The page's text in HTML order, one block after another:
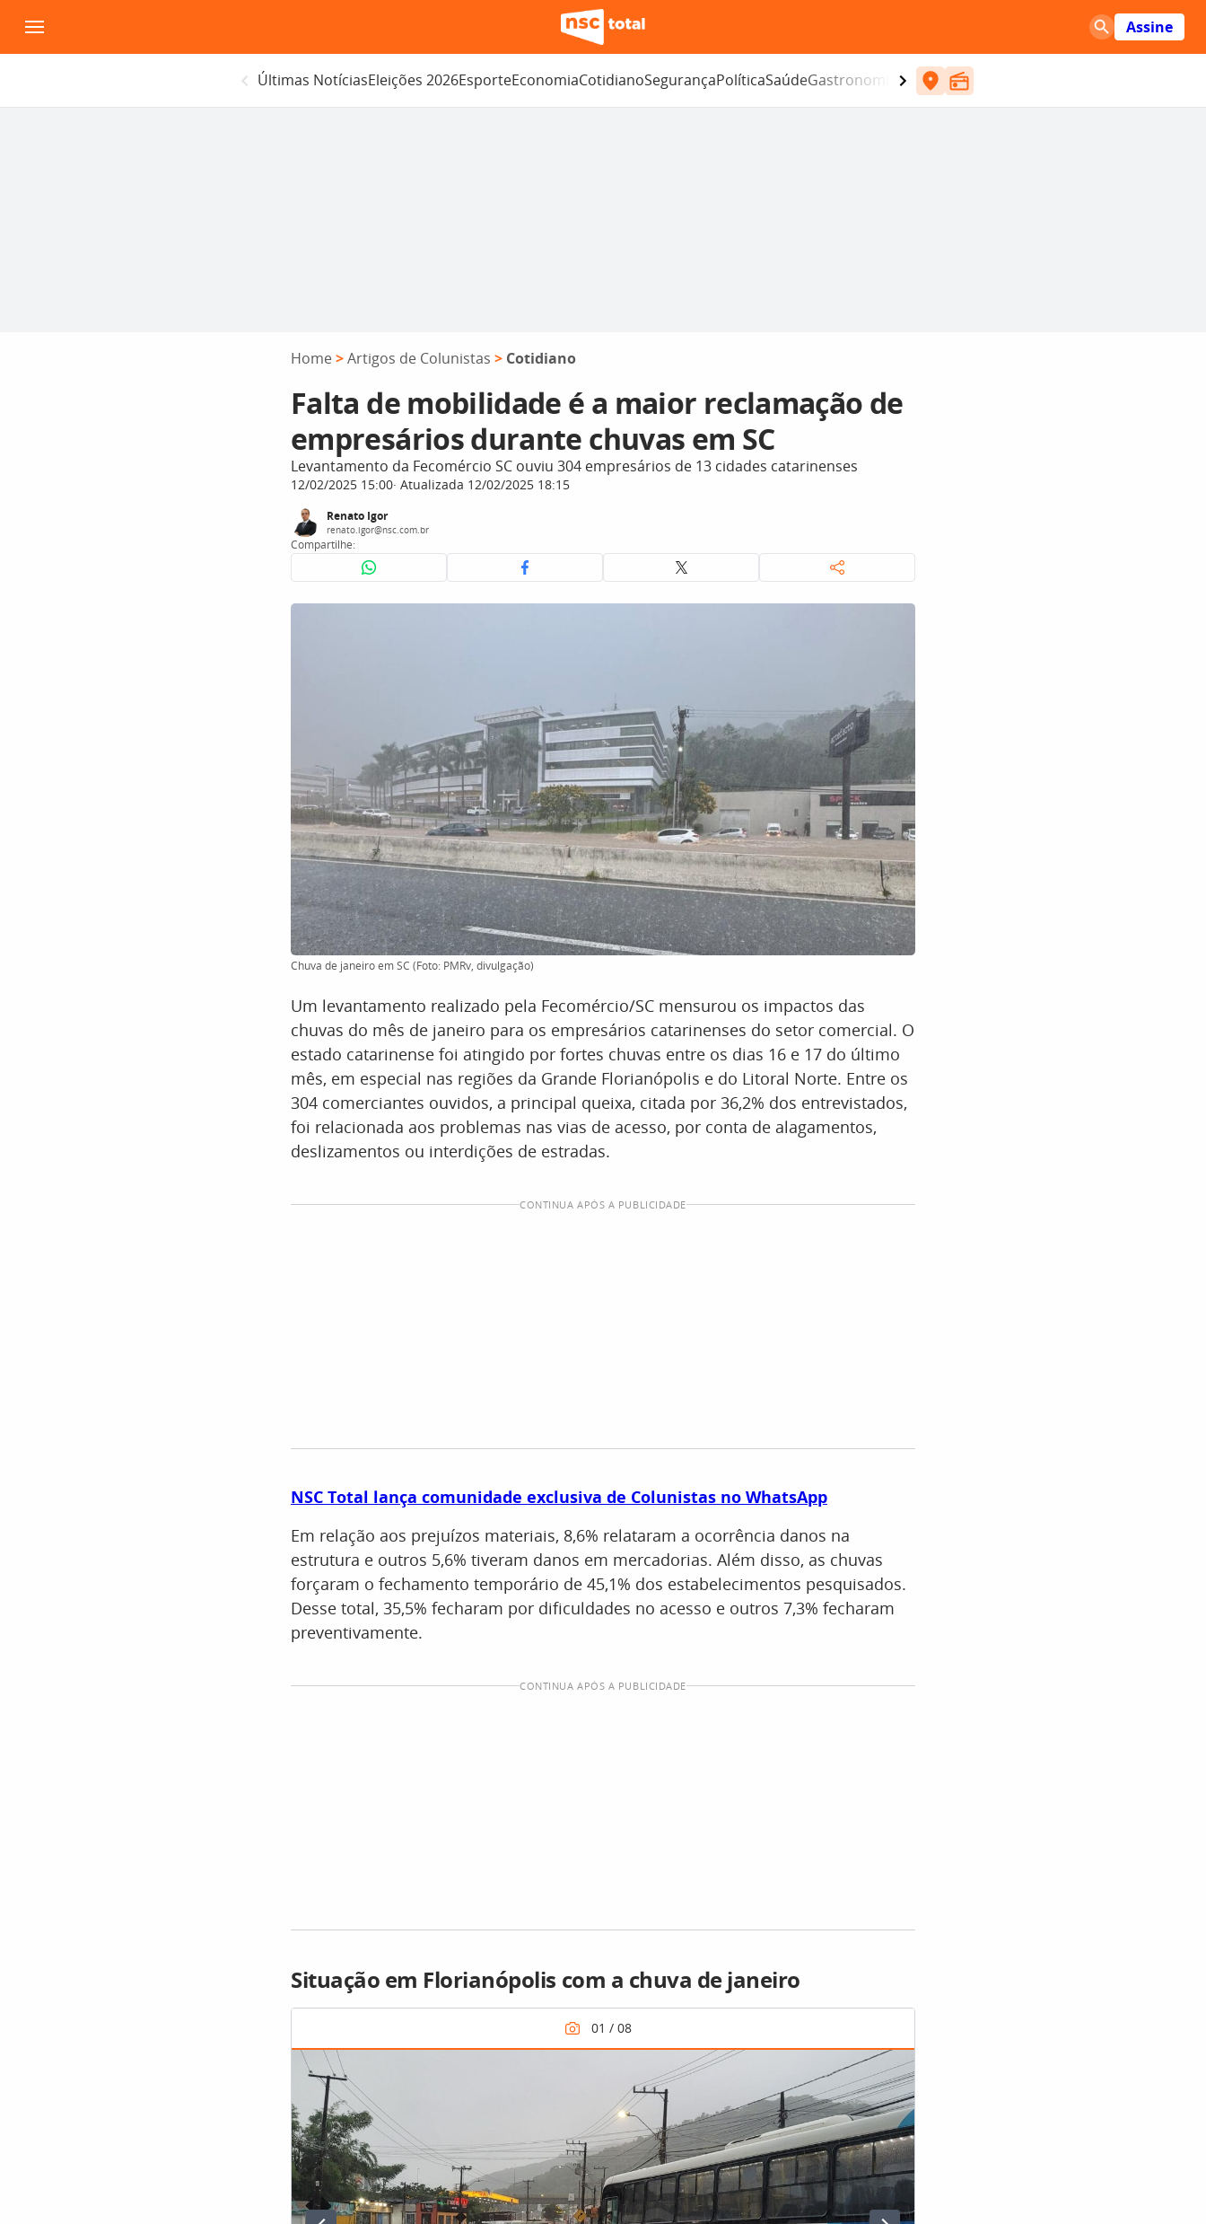
para
o
Assine
Últimas NotíciasEleições 2026EsporteEconomiaCotidianoSegurançaPolíticaSaúdeGastronomia Entretenimento
Home >Artigos de Colunistas > Cotidiano
Falta de mobilidade é a maior reclamação de
empresários durante chuvas em SC
Levantamento da Fecomércio SC ouviu 304 empresários de 13 cidades catarinenses
12/02/2025 15:00 Atualizada 12/02/2025 18:15
Renato Igor
renato.igor@nsc.com.br
Compartilhe:
Chuva de janeiro em SC (Foto: PMRv, divulgação)
Um levantamento realizado pela Fecomércio/SC mensurou os impactos das
chuvas do mês de janeiro para os empresários catarinenses do setor comercial. O
estado catarinense foi atingido por fortes chuvas entre os dias 16 e 17 do último
mês, em especial nas regiões da Grande Florianópolis e do Litoral Norte. Entre os
304 comerciantes ouvidos, a principal queixa, citada por 36,2% dos entrevistados,
foi relacionada aos problemas nas vias de acesso, por conta de alagamentos,
deslizamentos ou interdições de estradas.
CONTINUA APÓS A PUBLICIDADE
NSC Total lança comunidade exclusiva de Colunistas no WhatsApp
Em relação aos prejuízos materiais, 8,6% relataram a ocorrência danos na
estrutura e outros 5,6% tiveram danos em mercadorias. Além disso, as chuvas
forçaram o fechamento temporário de 45,1% dos estabelecimentos pesquisados.
Desse total, 35,5% fecharam por dificuldades no acesso e outros 7,3% fecharam
preventivamente.
CONTINUA APÓS A PUBLICIDADE
Situação em Florianópolis com a chuva de janeiro